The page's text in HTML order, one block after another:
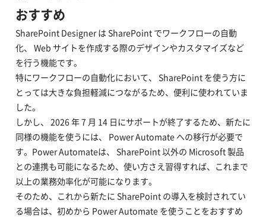
おすすめ
SharePoint Designer は SharePoint でワークフローの自動
化、 Web サイトを作成する際のデザインやカスタマイズなど
を行う機能です。
特にワークフローの自動化において、 SharePoint を使う方に
とっては大きな負担軽減につながるため、便利に使われていま
した。
しかし、 2026 年 7 月 14 日にサポートが終了するため、新たに
同様の機能を使うには、 Power Automate への移行が必要で
す。Power Automateは、 SharePoint 以外の Microsoft 製品
との連携も可能になるため、使い方さえ習得すれば、これまで
以上の業務効率化が可能になります。
そのため、これから新たに SharePoint の導入を検討されてい
る場合は、初めから Power Automate を使うことをおすすめ